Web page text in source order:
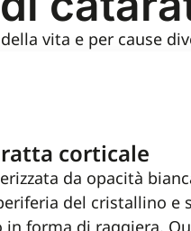
vita e per cause
corticale
da opacità
del cristallino e
in forma di raggiera.